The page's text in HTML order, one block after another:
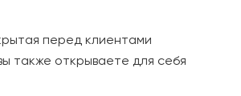
перед клиентами
также открываете для себя